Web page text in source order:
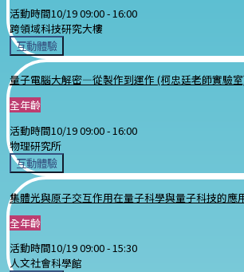
活動時間10/19 09:00 - 16:00
跨領域科技研究大樓
互動體驗
量子電腦大解密—從製作到運作 (柯忠廷老師實驗
全年齡
活動時間10/19 09:00 -16:00
物理研究所
互動體驗
集體光與原子交互作用在量子科學與量子科技的應
全年齡
活動時間10/19 09:00 -15:30
人文社會科學館